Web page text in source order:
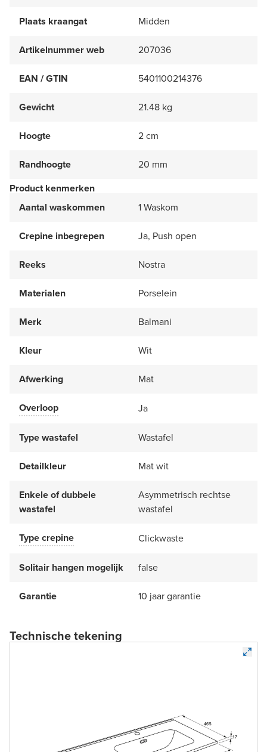
Plaats kraangat Midden
Artikelnummer web 207036
EAN / GTIN 5401100214376
Gewicht 21.48 kg
Hoogte 2 cm
Randhoogte
20 mm
Product kenmerken
Aantal waskommen
1 Waskom
Crepine inbegrepen Ja, Push open
Reeks Nostra
Materialen Porselein
Merk Balmani
Kleur Wit
Afwerking Mat
Overloop Ja
Type wastafel Wastafel
Detailkleur Mat wit
Enkele of dubbele
wastafel
Asymmetrisch rechtse
wastafel
Type crepine Clickwaste
Solitair hangen mogelijk false
Garantie 10 jaar garantie
Technische tekening